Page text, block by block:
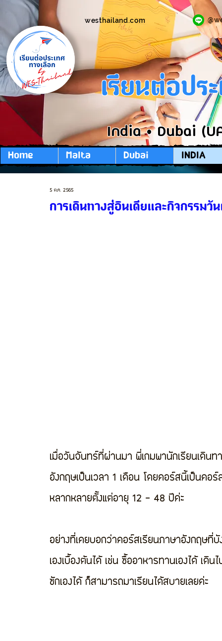
westhailand.com
เรียนต่อปร
India • Dubai
Home Malta Dubai INDIA
การเดินทางสู่อินเดียและกิจกรรม
5 ต.ค. 2565
เมื่อวันจันทร์ที่ผ่านมา พี่เกมพานักเรียนเดินท
อังกฤษเป็นเวลา 1 เดือน โดยคอร์สนี้เป็นคอ
หลากหลายตั้งแต่อายุ 12 - 48 ปีค่ะ
อย่างที่เคยบอกว่าคอร์สเรียนภาษาอังกฤษที่
เองเบื้องต้นได้ เช่น ซื้ออาหารทานเองได้ เดิ
ซักเองได้ ก็สามารถมาเรียนได้สบายเลยค่ะ